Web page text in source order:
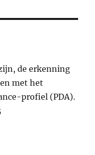
de erkenning
met het
profiel (PDA).